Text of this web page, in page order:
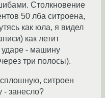
Столкновение
50 лба ситроена,
как юла, я видел
как летит
- машину
три полосы).
ситроен
- занесло?